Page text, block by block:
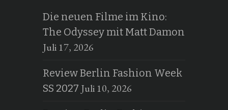
Die neuen Filme im Kino:
The Odyssey mit Matt Damon
Juli 17, 2026
Review Berlin Fashion Week
SS 2027 Juli 10, 2026